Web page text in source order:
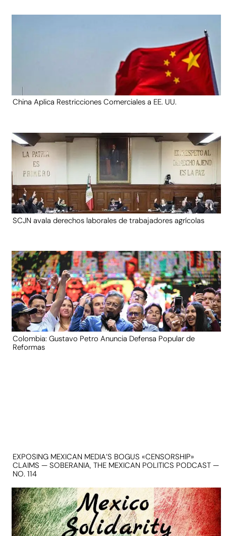
China Aplica Restricciones Comerciales a EE. UU.
SCJN avala derechos laborales de trabajadores agrícolas
Colombia: Gustavo Petro Anuncia Defensa Popular de
Reformas
EXPOSING MEXICAN MEDIA’S BOGUS «CENSORSHIP»
CLAIMS — SOBERANIA, THE MEXICAN POLITICS PODCAST —
NO. 114